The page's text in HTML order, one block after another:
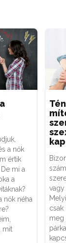
a nők
értik
mi a
a
nők néha
mit
vagy
csak
meg